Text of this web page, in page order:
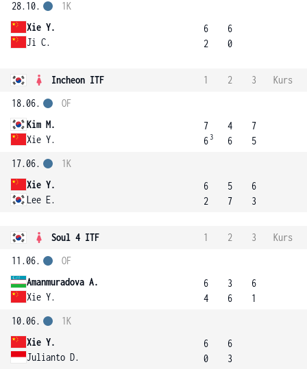
28.10.
Xie Y.
Ji C.
1K
6
2
6
0
Incheon ITF 1 2 3
Kurs
18.06.
Kim M.
Xie Y.
OF
7
6 3
4
6
7
5
17.06.
Xie Y.
Lee E.
1K
6
2
5
7
6
3
Soul 4 ITF 1 2 3
Kurs
11.06.
Amanmuradova A.
Xie Y.
OF
6
4
3
6
6
1
10.06.
Xie Y.
Julianto D.
1K
6
0
6
3